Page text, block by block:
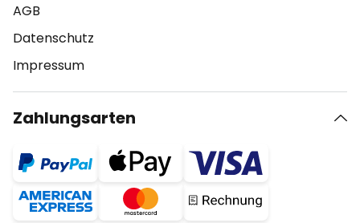
AGB
Datenschutz
Impressum
Zahlungsarten